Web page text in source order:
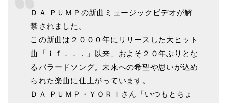
ＤＡ ＰＵＭＰの新曲ミュージックビデオが解
禁されました。
この新曲は２０００年にリリースした大ヒット
曲「ｉｆ．．．」以来、およそ２０年ぶりとな
るバラードソング。未来への希望や思いが込め
られた楽曲に仕上がっています。
ＤＡ ＰＵＭＰ・ＹＯＲＩさん「いつもとちょ